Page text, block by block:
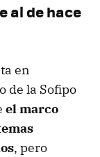
al de hace
en
de la Sofipo
el marco
, pero